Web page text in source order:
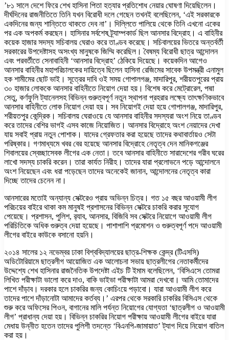
’৮১ সালে দেশে ফিরে শেখ হাসিনা পিতা হত্যার প্রতিশোধ নেয়ার ঘোষণা দিয়েছিলেন।
দীর্ঘদিনের রাজনীতিতে তিনি যখন বিরোধী দলে গেছেন তখনই বলেছিলেন, ‘এই সরকারকে
একদিনের জন্য শান্তিতে থাকতে দেব না’। দিল্লিতে পালিয়ে থেকে তিনি এখনো একের
পর এক অপকর্ম করছেন। হাসিনার সর্বশেষ ট্র্যাম্পকার্ড ছিল আনসার বিদ্রোহ। এ বাহিনীর
কয়েক হাজার সদস্য সচিবালয় ঘেরাও করে তাণ্ডব করেছে। সচিবালয়ের ভিতরে অন্তর্বর্তী
সরকারের উপদেষ্টাসহ অসংখ্য মানুষকে জিম্মি করেছিল। বৈষম্য বিরোধী ছাত্র আন্দোলন
এবং পরবর্তীতে সেনাবাহিনী ‘আনসার বিদ্রোহ’ ঠেকিয়ে দিয়েছে। কয়েকদিন আগেও
আনসার বাহিনীর মহাপরিচালকের দায়িত্বে ছিলেন হাসিনা রেজিমের সাবেক উপমন্ত্রী এনামুল
হক শামীমের ছোট ভাই। সূত্রের দাবি ওই সময় গোপালগঞ্জ, মাদারিপুর, শরীয়তপুরের প্রায়
৩০ হাজার লোককে আনসার বাহিনীতে নিয়োগ দেয়া হয়। বিশেষ করে মেট্রোরেল, পদ্মা
সেতু, কর্ণফুলি ট্যানেলসহ বিভিন্ন গুরুত্বপূর্ণ নতুন স্থাপনা প্রহরার লক্ষ্যে তাৎক্ষণিকভাবে
আনসার বাহিনীতে লোক নিয়োগ দেয়া হয়। সব নিয়োগই দেয়া হয়ে গোপালগঞ্জ, মাদারিপুর,
শরীয়তপুর কেন্দ্রিক। সচিবালয় ঘেরাওয়ে যে আনসার বাহিনীর সদস্যরা অংশ নিয়ে তাণ্ডব
করে তাদের বেশির ভাগই এসব কাজে নিয়োজিত। আনসার বিদ্রোহে অংশ নেয়াদের দেখা
যায় সবাই প্রায় নতুন পোশাক। যাদের গ্রেফতার করা হয়েছে তাদের কথাবার্তায়ও সেটা
পরিষ্কার। গণমাধ্যমে খবর বের হয়েছে আনসার বিদ্রোহে নেতৃত্ব দেন মানিকগঞ্জের
শিবালয়ের স্বেচ্ছাসেবক লীগের এক নেতা। তবে আনসার বাহিনীতে সারাদেশের গরীব ঘরের
লাখো সদস্য চাকরি করেন। তারা কার্যত নিরীহ। তাদের যারা প্রলোভনে পড়ে আন্দোলনে
অংশ নিয়েছেন এবং ধরা পড়েছেন তাদের অনেকেই জানান, আন্দোলনের নেতৃত্ব কারা
দিচ্ছে তাদের চেনেন না।
আনসারের মতোই অন্যান্য সেক্টরেও প্রায় অভিন্ন চিত্র। গত ১৫ বছর আওয়ামী লীগ
পরিচয়ের বাইরে থাকা কম মানুষই প্রশাসনের বিভিন্ন সেক্টরে চাকরি করার সুযোগ
পেয়েছে। প্রশাসন, পুলিশ, র‌্যাব, আনসার, বিজিবি সব সেক্টরে নিয়োগে আওয়ামী লীগ
পরিচিতিকে অধিক গুরুত্ব দেয়া হয়েছে। পাশাপাশি প্রমোশন ও গুরুত্বপূর্ণ পদে আওয়ামী
লীগের বাইরে কাউকে বসানো হয়নি।
২০১৪ সালের ১২ নভেম্বর ঢাকা বিশ্ববিদ্যালয়ের ছাত্র-শিক্ষক কেন্দ্র (টিএসসি)
অডিটোরিয়ামে ছাত্রলীগ আয়োজিত এক আলোচনা সভায় ছাত্রলীগের নেতাকর্মীদের
উদ্দেশ্যে শেখ হাসিনার রাজনৈতিক উপদেষ্টা এইচ টি ইমাম বলেছিলেন, ‘বিসিএসে তোমরা
লিখিত পরীক্ষাটা ভালো করে দাও, বাকি ভাইভা পরীক্ষাটা আমরা দেখবো। আমি তোমাদের
পাশে দাঁড়াব। দরকার হলে চাকরির জন্য কোচিংয়ে পড়াবো। যারা আওয়ামী লীগ করে
তাদের পাশে দাঁড়ানোটা আমাদের কর্তব্য।’ এরপর থেকে সরকারি চাকরির বিসিএস থেকে
শুরু করে অফিসের পিওন, বাগানের মালি পর্যন্ত নিয়োগের যোগ্যতা ‘ছাত্রলীগ ও আওয়ামী
লীগ’ প্রাধান্য দেয়া হয়। বিভিন্ন চাকরির নিয়োগ পরীক্ষায় আওয়ামী লীগের বাইরে যারা
মেধায় উন্নীত হতেন তাদের পুলিশী তদন্তে ‘বিএনপি-জামায়াত’ ট্যাগ দিয়ে নিয়োগ বাতিল
করা হয়।